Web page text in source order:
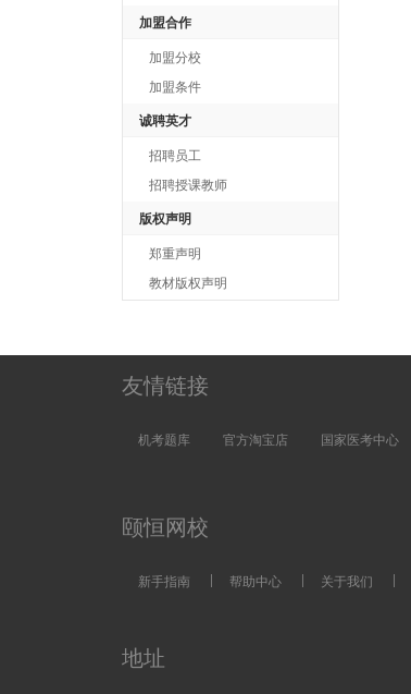
加盟合作
加盟分校
加盟条件
诚聘英才
招聘员工
招聘授课教师
版权声明
郑重声明
教材版权声明
友情链接
机考题库 官方淘宝店 国家医考中心
颐恒网校
新手指南 | 帮助中心 | 关于我们 |
地址